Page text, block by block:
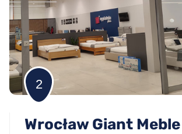
2
Wrocław Giant Meble